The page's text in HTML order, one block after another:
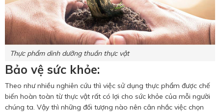
Thực phẩm dinh dưỡng thuần thực vật
Bảo vệ sức khỏe:
Theo như nhiều nghiên cứu thì việc sử dụng thực phẩm được chế
biến hoàn toàn từ thực vật rất có lợi cho sức khỏe của mỗi người
chúng ta. Vậy thì những đối tượng nào nên cân nhắc việc chọn